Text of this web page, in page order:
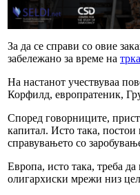
За да се справи со овие
забележано за време на
На настанот учествуваа
Корфилд, европратеник,
Според говорниците,
капитал. Исто така,
справувањето со
Европа, исто така, треба
олигархиски мрежи низ